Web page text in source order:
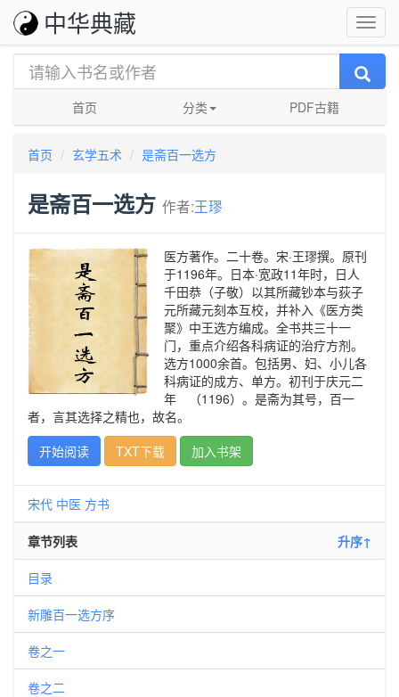
中华典藏
首页 分类 PDF古籍
首页 玄学五术 是斋百一选方
是斋百一选方 作者:王璆
医方著作。二十卷。宋·王璆撰。原刊
于1196年。日本·宽政11年时，日人
千田恭（子敬）以其所藏钞本与荻子
元所藏元刻本互校，并补入《医方类
聚》中王选方编成。全书共三十一
门，重点介绍各科病证的治疗方剂。
选方1000余首。包括男、妇、小儿各
科病证的成方、单方。初刊于庆元二
年 （1196）。是斋为其号，百一
者，言其选择之精也，故名。
开始阅读
TXT下载 加入书架
宋代 中医 方书
章节列表 升序↑
目录
新雕百一选方序
卷之一
卷之二